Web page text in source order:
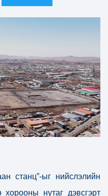
станц”-ыг нийслэлийн
нутаг дэвсгэрт